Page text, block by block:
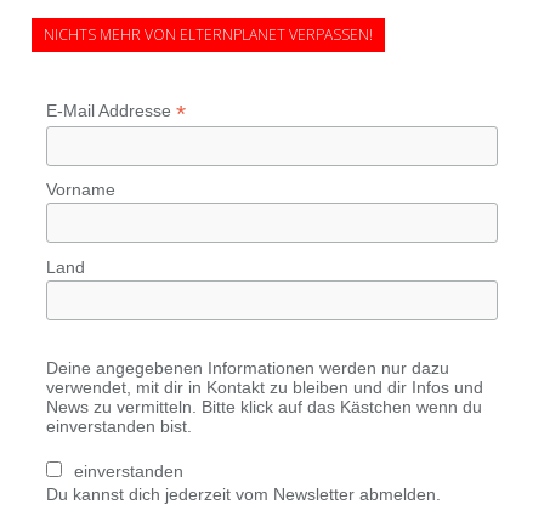
NICHTS MEHR VON ELTERNPLANET VERPASSEN!
E-Mail Addresse *
Vorname
Land
Deine angegebenen Informationen werden nur dazu
verwendet, mit dir in Kontakt zu bleiben und dir Infos und
News zu vermitteln. Bitte klick auf das Kästchen wenn du
einverstanden bist.
einverstanden
Du kannst dich jederzeit vom Newsletter abmelden.